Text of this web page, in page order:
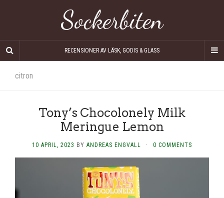
Sockerbiten
RECENSIONER AV LÄSK, GODIS & GLASS
citron
Tony’s Chocolonely Milk
Meringue Lemon
10 APRIL, 2023 BY ANDREAS ENGVALL · 0 COMMENTS